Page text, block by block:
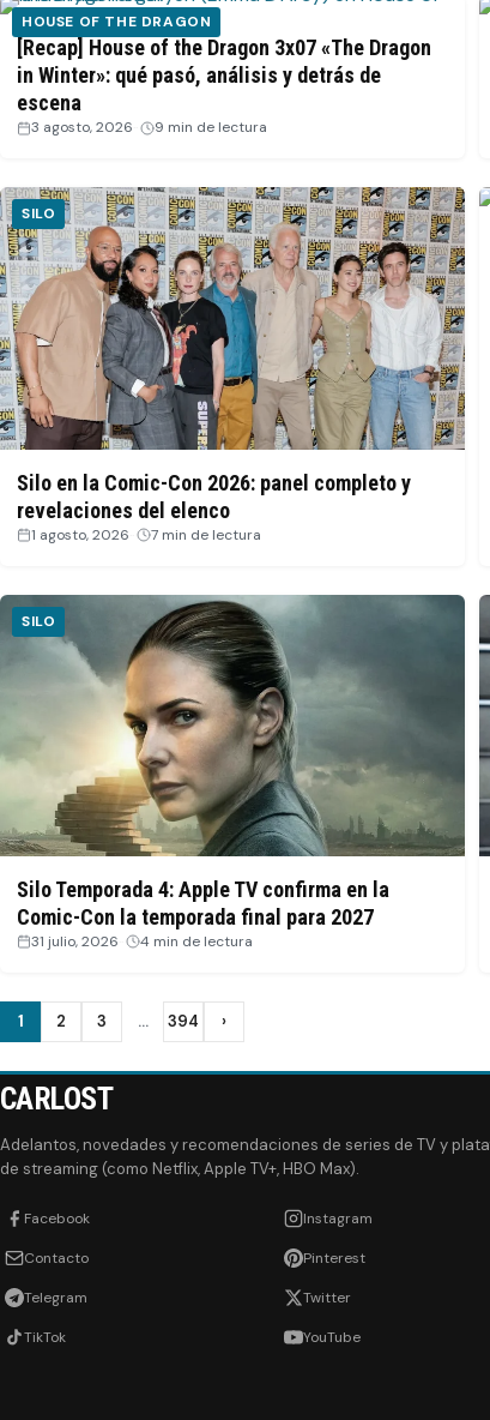
HOUSE OF THE DRAGON
[Recap] House of the Dragon 3x07 «The Dragon
in Winter»: qué pasó, análisis y detrás de
escena
3 agosto, 2026 9 min de lectura
SILO
Silo en la Comic-Con 2026: panel completo y
revelaciones del elenco
1 agosto, 2026 7 min de lectura
SILO
Silo Temporada 4: Apple TV confirma en la
Comic-Con la temporada final para 2027
31 julio, 2026 4 min de lectura
Ir
la
página
1
Ir
la
página
2
Ir
la
3 …
Ir
la
394 Siguiente
›
CARLOST
Adelantos, novedades y recomendaciones de series de TV y
de streaming (como Netflix, Apple TV+, HBO Max).
Facebook Instagram
Contacto Pinterest
Telegram Twitter
TikTok YouTube